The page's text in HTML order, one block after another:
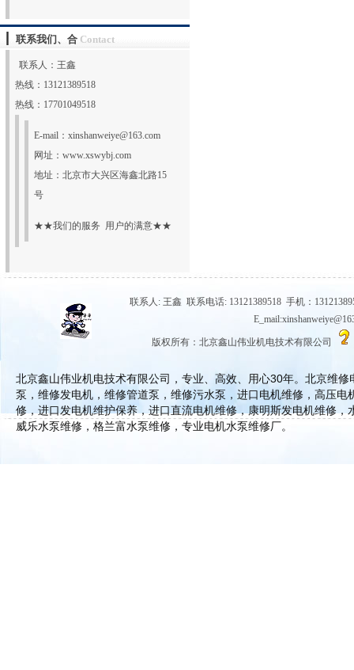
联系我们、合 Contact
联系人：王鑫
热线：13121389518
热线：17701049518
E-mail： xinshanweiye@163.com
网址： www.xswybj.com
地址：北京市大兴区海鑫北路15
号
★★我们的服务 用户的满意★★
联系人: 王鑫 联系电话: 13121389518 手机：
版权所有：北京鑫山伟业机电技术有限公司
北京鑫山伟业机电技术有限公司，专业、高效、用心30年。北京维
泵，维修发电机，维修管道泵，维修污水泵，进口电机维修，高压
修，进口发电机维护保养，进口直流电机维修，康明斯发电机维修
威乐水泵维修，格兰富水泵维修，专业电机水泵维修厂。